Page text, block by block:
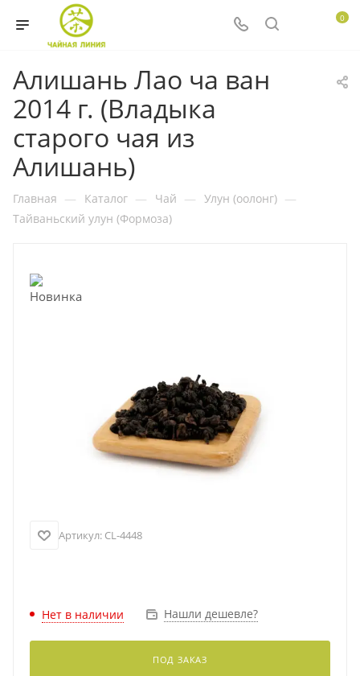
0
Алишань Лао ча ван
2014 г. (Владыка
старого чая из
Алишань)
Главная — Каталог — Чай — Улун (оолонг) —
Тайваньский улун (Формоза)
Артикул: CL-4448
Нет в наличии Нашли дешевле?
ПОД ЗАКАЗ